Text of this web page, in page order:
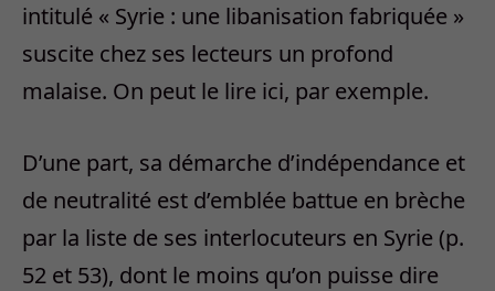
intitulé « Syrie : une libanisation fabriquée »
suscite chez ses lecteurs un profond
malaise. On peut le lire ici, par exemple.
D’une part, sa démarche d’indépendance et
de neutralité est d’emblée battue en brèche
par la liste de ses interlocuteurs en Syrie (p.
52 et 53), dont le moins qu’on puisse dire